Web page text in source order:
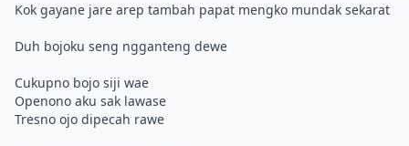
Kok gayane jare arep tambah papat mengko mundak sekarat
Duh bojoku seng ngganteng dewe
Cukupno bojo siji wae
Openono aku sak lawase
Tresno ojo dipecah rawe